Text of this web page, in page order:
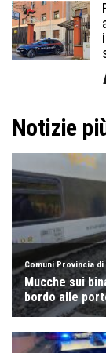
Notizie